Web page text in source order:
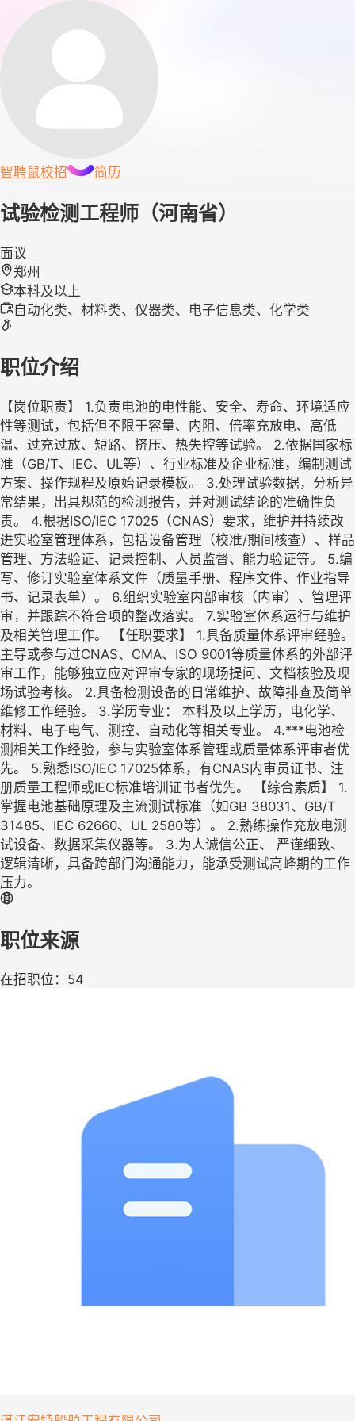
智聘鼠校招 简历
试验检测工程师（河南省）
面议
郑州
本科及以上
自动化类、材料类、仪器类、电子信息类、化学类
职位介绍
【岗位职责】 1.负责电池的电性能、安全、寿命、环境适应
性等测试，包括但不限于容量、内阻、倍率充放电、高低
温、过充过放、短路、挤压、热失控等试验。 2.依据国家标
准（GB/T、IEC、UL等）、行业标准及企业标准，编制测试
方案、操作规程及原始记录模板。 3.处理试验数据，分析异
常结果，出具规范的检测报告，并对测试结论的准确性负
责。 4.根据ISO/IEC 17025（CNAS）要求，维护并持续改
进实验室管理体系，包括设备管理（校准/期间核查）、样品
管理、方法验证、记录控制、人员监督、能力验证等。 5.编
写、修订实验室体系文件（质量手册、程序文件、作业指导
书、记录表单）。 6.组织实验室内部审核（内审）、管理评
审，并跟踪不符合项的整改落实。 7.实验室体系运行与维护
及相关管理工作。 【任职要求】 1.具备质量体系评审经验。
主导或参与过CNAS、CMA、ISO 9001等质量体系的外部评
审工作，能够独立应对评审专家的现场提问、文档核验及现
场试验考核。 2.具备检测设备的日常维护、故障排查及简单
维修工作经验。 3.学历专业： 本科及以上学历，电化学、
材料、电子电气、测控、自动化等相关专业。 4.***电池检
测相关工作经验，参与实验室体系管理或质量体系评审者优
先。 5.熟悉ISO/IEC 17025体系，有CNAS内审员证书、注
册质量工程师或IEC标准培训证书者优先。 【综合素质】 1.
掌握电池基础原理及主流测试标准（如GB 38031、GB/T
31485、IEC 62660、UL 2580等）。 2.熟练操作充放电测
试设备、数据采集仪器等。 3.为人诚信公正、 严谨细致、
逻辑清晰，具备跨部门沟通能力，能承受测试高峰期的工作
压力。
职位来源
在招职位：54